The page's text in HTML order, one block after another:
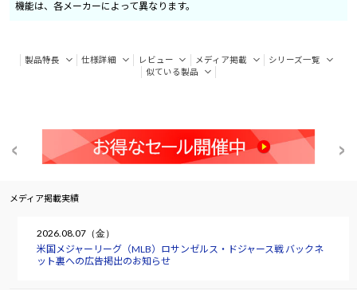
機能は、各メーカーによって異なります。
製品特長 仕様詳細 レビュー メディア掲載
シリーズ一覧
似ている製品
メディア掲載実績
2026.08.07（金）
米国メジャーリーグ（MLB）ロサンゼルス・ドジャース戦 バックネ
ット裏への広告掲出のお知らせ